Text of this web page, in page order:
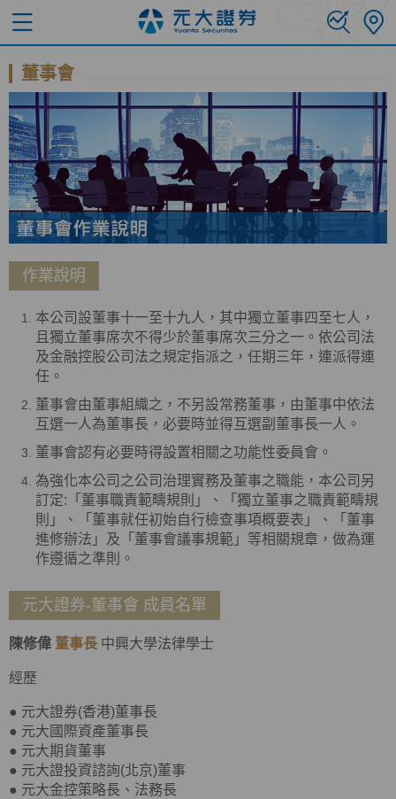
董事會
作業說明
本公司設董事十一至十九人，其中獨立董事四至七人，
且獨立董事席次不得少於董事席次三分之一。依公司法
及金融控股公司法之規定指派之，任期三年，連派得連
任。
董事會由董事組織之，不另設常務董事，由董事中依法
互選一人為董事長，必要時並得互選副董事長一人。
董事會認有必要時得設置相關之功能性委員會。
為強化本公司之公司治理實務及董事之職能，本公司另
訂定:「董事職責範疇規則」、「獨立董事之職責範疇規
則」、「董事就任初始自行檢查事項概要表」、「董事
進修辦法」及「董事會議事規範」等相關規章，做為運
作遵循之準則。
元大證券-董事會 成員名單
陳修偉 董事長 中興大學法律學士
經歷
● 元大證券(香港)董事長
● 元大國際資產董事長
● 元大期貨董事
● 元大證投資諮詢(北京)董事
● 元大金控策略長、法務長